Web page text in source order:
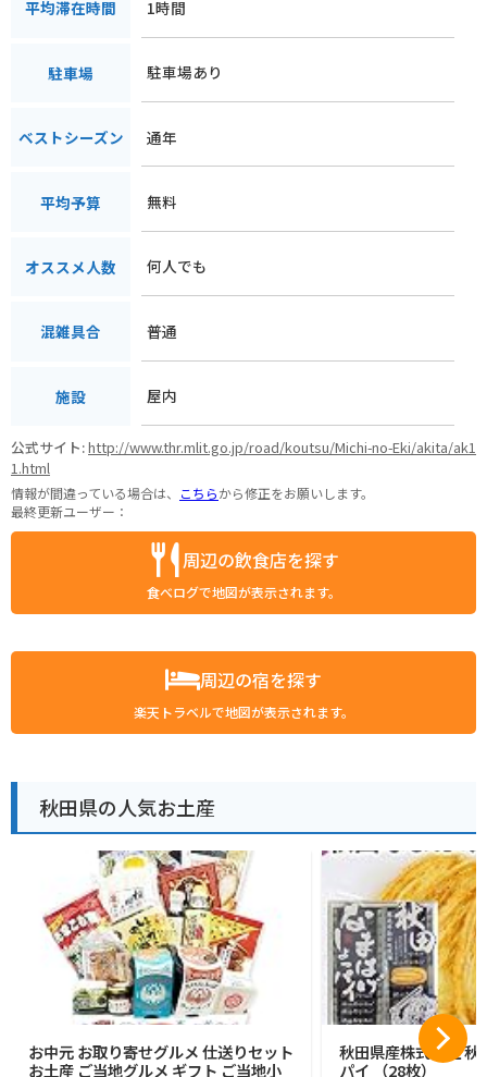
平均滞在時間 1時間
駐車場 駐車場あり
ベストシーズン 通年
平均予算 無料
オススメ人数 何人でも
混雑具合 普通
施設 屋内
公式サイト:http://www.thr.mlit.go.jp/road/koutsu/Michi-no-Eki/akita/ak1
1.html
情報が間違っている場合は、 こちらから修正をお願いします。
最終更新ユーザー：
周辺の飲食店を探す
食べログで地図が表示されます。
周辺の宿を探す
楽天トラベルで地図が表示されます。
秋田県の人気お土産
お中元 お取り寄せグルメ 仕送りセット
お土産 ご当地グルメ ギフト ご当地小
秋田県産株式会社 秋
パイ （28枚）